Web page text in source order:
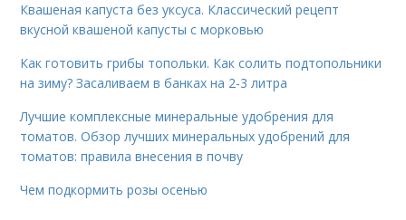
Квашеная капуста без уксуса. Классический рецепт
вкусной квашеной капусты с морковью
Как готовить грибы топольки. Как солить подтопольники
на зиму? Засаливаем в банках на 2-3 литра
Лучшие комплексные минеральные удобрения для
томатов. Обзор лучших минеральных удобрений для
томатов: правила внесения в почву
Чем подкормить розы осенью